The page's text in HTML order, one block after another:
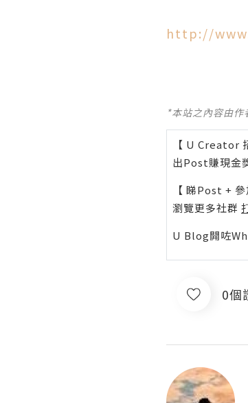
http://
*本站之內容由
【 U Creator
出Post賺現金
【 睇Post + 參
瀏覽更多社群
U Blog開咗
0個